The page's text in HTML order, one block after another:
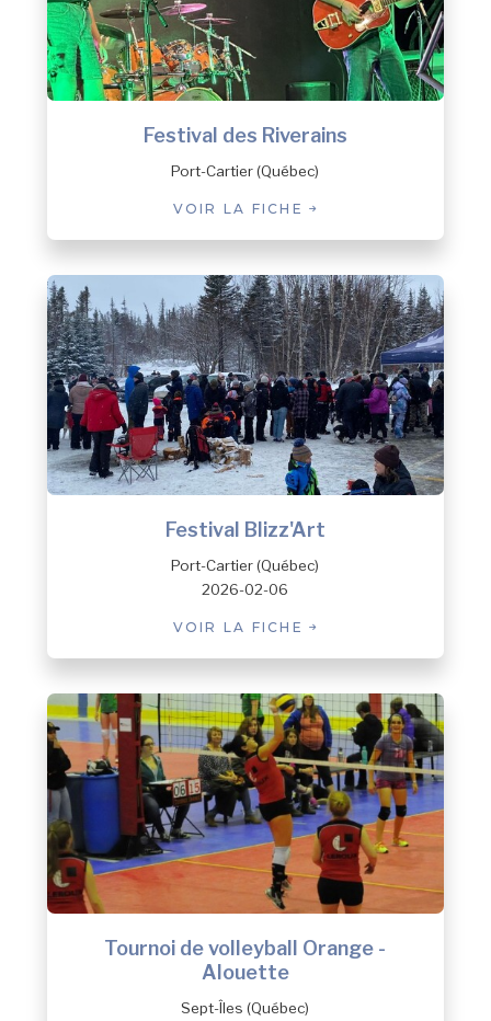
Festival des Riverains
Port-Cartier (Québec)
VOIR LA FICHE
Festival Blizz'Art
Port-Cartier (Québec)
2026-02-06
VOIR LA FICHE
Tournoi de volleyball Orange -
Alouette
Sept-Îles (Québec)